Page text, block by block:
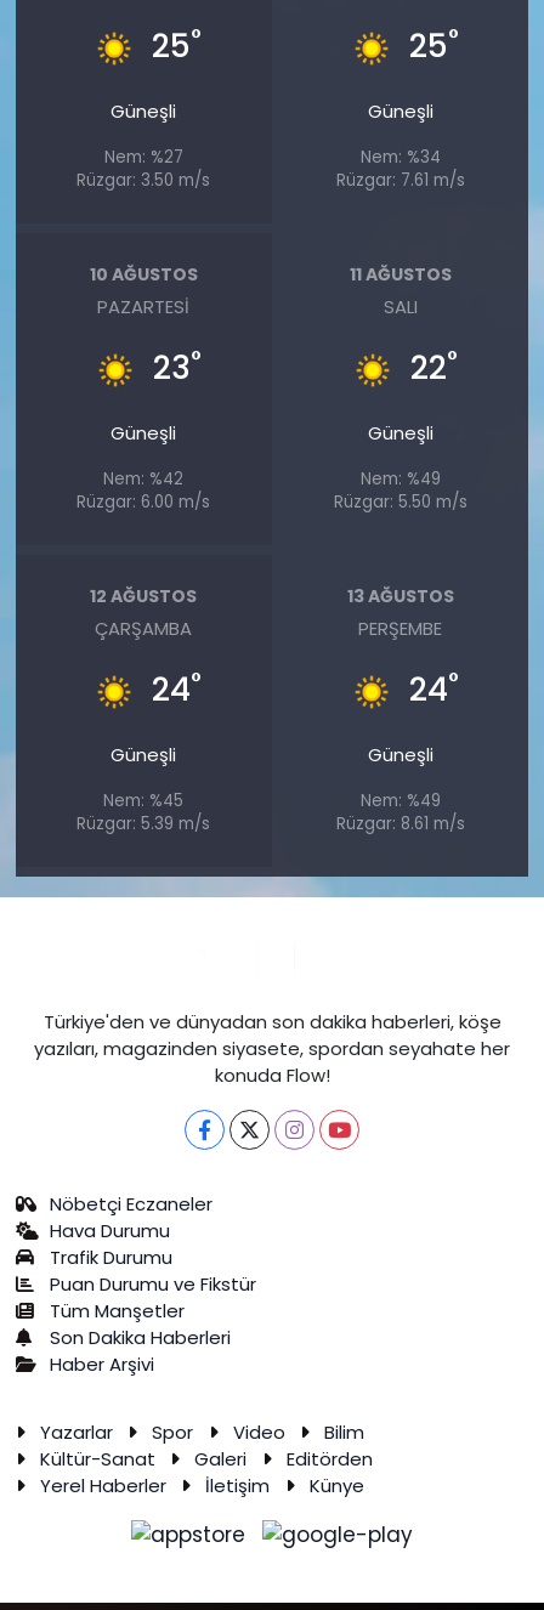
25°
Güneşli
Nem: %27
Rüzgar: 3.50 m/s
25°
Güneşli
Nem: %34
Rüzgar: 7.61 m/s
10 AĞUSTOS
PAZARTESI
23°
Güneşli
Nem: %42
Rüzgar: 6.00 m/s
11 AĞUSTOS
SALI
22°
Güneşli
Nem: %49
Rüzgar: 5.50 m/s
12 AĞUSTOS
ÇARŞAMBA
24°
Güneşli
Nem: %45
Rüzgar: 5.39 m/s
13 AĞUSTOS
PERŞEMBE
24°
Güneşli
Nem: %49
Rüzgar: 8.61 m/s
Türkiye'den ve dünyadan son dakika haberleri, köşe
yazıları, magazinden siyasete, spordan seyahate her
konuda Flow!
Nöbetçi Eczaneler
Hava Durumu
Trafik Durumu
Puan Durumu ve Fikstür
Tüm Manşetler
Son Dakika Haberleri
Haber Arşivi
Yazarlar Spor Video
Bilim
Kültür-Sanat
Galeri
Editörden
Yerel Haberler
İletişim Künye